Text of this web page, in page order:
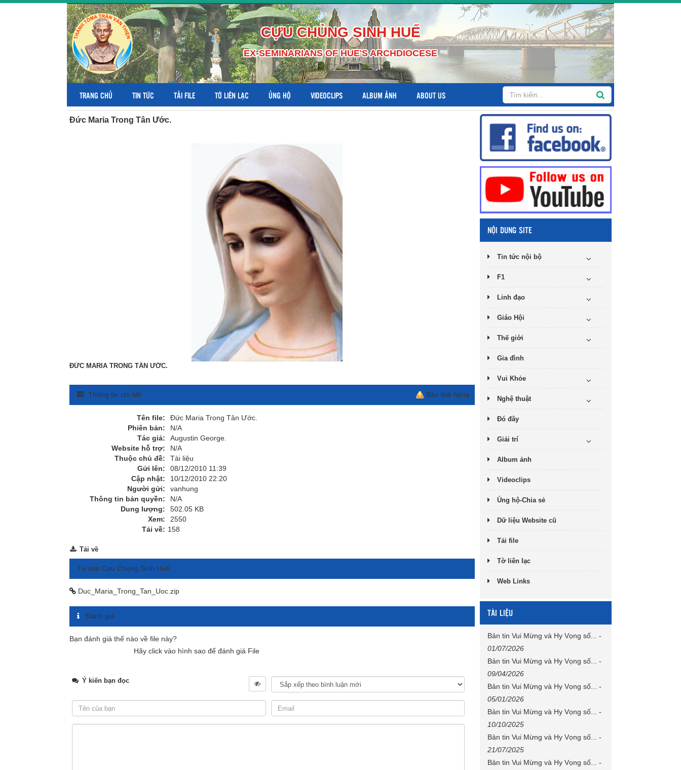
CỰU CHỦNG SINH HUẾ
EX-SEMINARIANS OF HUE'S ARCHDIOCESE
TRANG CHỦ TIN TỨC TẢI FILE TỜ LIÊN LẠC ỦNG HỘ VIDEOCLIPS ALBUM ẢNH ABOUT US
Đức Maria Trong Tân Ước.
ĐỨC MARIA TRONG TÂN ƯỚC.
Báo link hỏng
Thông tin chi tiết
Tên file:
Đức Maria Trong Tân Ước.
Phiên bản:
N/A
Tác giả:
Augustin George.
Website hỗ trợ:
N/A
Thuộc chủ đề:
Tài liệu
Gửi lên:
08/12/2010 11:39
Cập nhật:
10/12/2010 22:20
Người gửi:
vanhung
Thông tin bản quyền:
N/A
Dung lượng:
502.05 KB
Xem:
2550
Tải về: 158
Tải về
Từ site Cựu Chủng Sinh Huế:
Duc_Maria_Trong_Tan_Uoc.zip
Đánh giá
Bạn đánh giá thế nào về file này?
Hãy click vào hình sao để đánh giá File
Ý kiến bạn đọc
NỘI DUNG SITE
Tin tức nội bộ
F1
Linh đạo
Giáo Hội
Thế giới
Gia đình
Vui Khỏe
Nghệ thuật
Đó đây
Giải trí
Album ảnh
Videoclips
Ủng hộ-Chia sẻ
Dữ liệu Website cũ
Tải file
Tờ liên lạc
Web Links
TÀI LIỆU
Bản tin Vui Mừng và Hy Vọng số...
-
01/07/2026
Bản tin Vui Mừng và Hy Vọng số...
-
09/04/2026
Bản tin Vui Mừng và Hy Vọng số...
-
05/01/2026
Bản tin Vui Mừng và Hy Vọng số...
-
10/10/2025
Bản tin Vui Mừng và Hy Vọng số...
-
21/07/2025
Bản tin Vui Mừng và Hy Vọng số...
-